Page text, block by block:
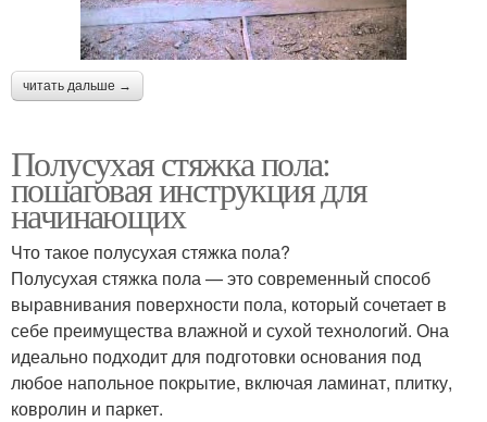
читать дальше →
Полусухая стяжка пола:
пошаговая инструкция для
начинающих
Что такое полусухая стяжка пола?
Полусухая стяжка пола — это современный способ
выравнивания поверхности пола, который сочетает в
себе преимущества влажной и сухой технологий. Она
идеально подходит для подготовки основания под
любое напольное покрытие, включая ламинат, плитку,
ковролин и паркет.